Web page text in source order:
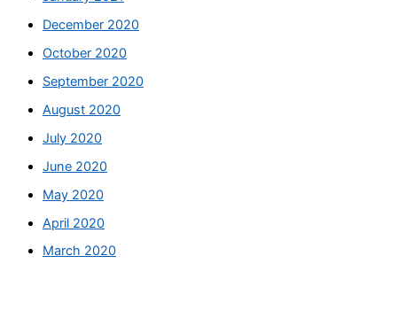
December 2020
October 2020
September 2020
August 2020
July 2020
June 2020
May 2020
April 2020
March 2020